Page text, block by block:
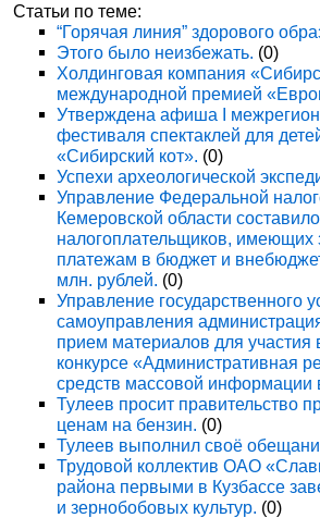
Статьи по теме:
“Горячая линия” здорового
Этого было неизбежать. (0)
Холдинговая компания
международной премией
Утверждена афиша I
фестиваля спектаклей для
«Сибирский кот». (0)
Успехи археологической
Управление Федеральной
Кемеровской области
налогоплательщиков, имеющих
платежам в бюджет и
млн. рублей. (0)
Управление государственного
самоуправления
прием материалов для участия
конкурсе «Административная
средств массовой информации
Тулеев просит правительство
ценам на бензин. (0)
Тулеев выполнил своё
Трудовой коллектив ОАО
района первыми в Кузбассе
и зернобобовых культур. (0)